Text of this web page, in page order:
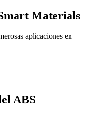
Materials
aplicaciones en
ABS